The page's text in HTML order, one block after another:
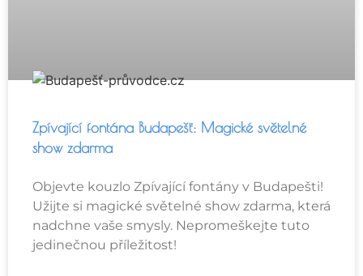
Zpívající fontána Budapešť: Magické světelné
show zdarma
Objevte kouzlo Zpívající fontány v Budapešti!
Užijte si magické světelné show zdarma, která
nadchne vaše smysly. Nepromeškejte tuto
jedinečnou příležitost!